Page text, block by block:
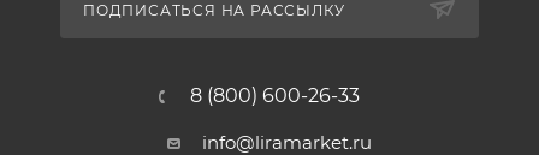
ПОДПИСАТЬСЯ НА РАССЫЛКУ
8 (800) 600-26-33
info@liramarket.ru